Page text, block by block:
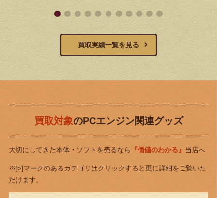
買取実績一覧を見る
買取対象のPCエンジン関連グッズ
大切にしてきた本体・ソフトを売るなら 『価値のわかる』 当店へ
※[>]マークのあるカテゴリはクリックすると更に詳細をご覧いた
だけます。